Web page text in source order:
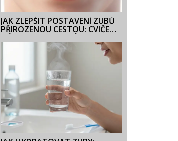
JAK ZLEPŠIT POSTAVENÍ ZUBŮ
PŘIROZENOU CESTOU: CVIČENÍ,
NÁVYKY A OMEZENÍ